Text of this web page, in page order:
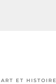
ART ET HISTOIRE